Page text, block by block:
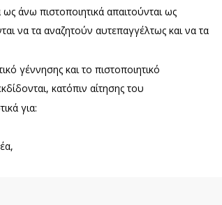
ως άνω πιστοποιητικά απαιτούνται ως
να τα αναζητούν αυτεπαγγέλτως και να τα
γέννησης και το πιστοποιητικό
κατόπιν αίτησης του
για: